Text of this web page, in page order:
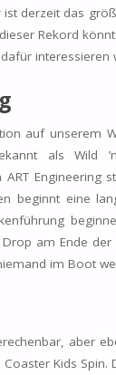
ist derzeit das
Rekord
interessieren
auf unserem
als Wild
ART Engineering
beginnt eine
am Ende
im Boot
aber
Kids Spin.